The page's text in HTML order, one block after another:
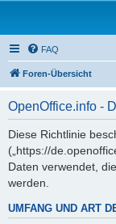
FAQ
Foren-Übersicht
OpenOffice.info -
Diese Richtlinie
(„https://
Daten verwendet,
werden.
UMFANG UND ART